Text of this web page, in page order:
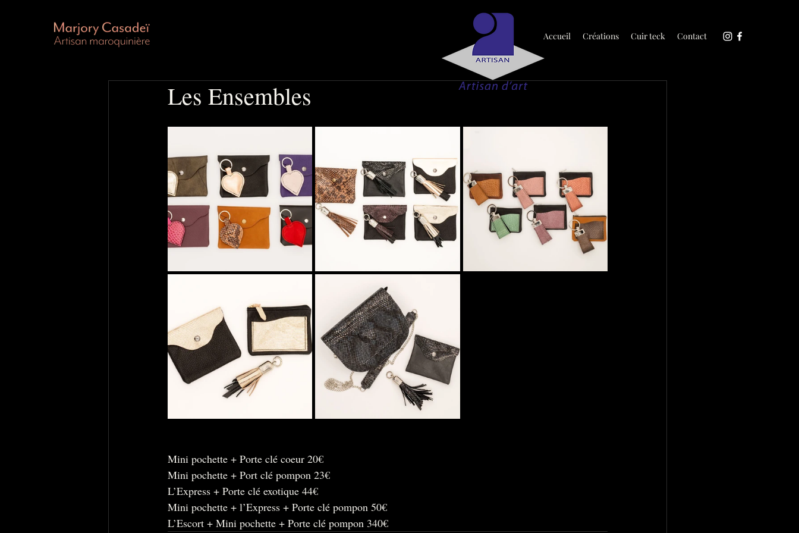
Accueil Créations Cuir teck Contact
Les Ensembles
Mini pochette + Porte clé coeur 20€
Mini pochette + Port clé pompon 23€
L’Express + Porte clé exotique 44€
Mini pochette + l’Express + Porte clé pompon 50€
L’Escort + Mini pochette + Porte clé pompon 340€